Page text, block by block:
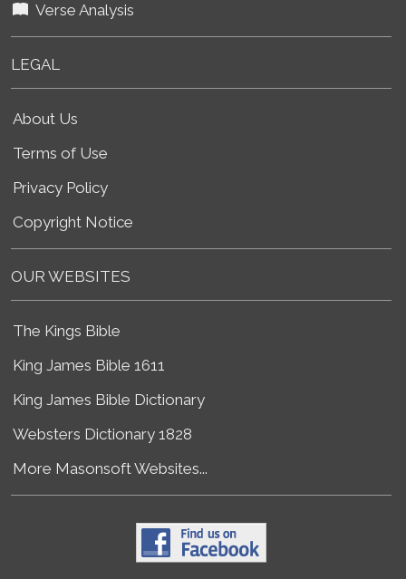
Verse Analysis
LEGAL
About Us
Terms of Use
Privacy Policy
Copyright Notice
OUR WEBSITES
The Kings Bible
King James Bible 1611
King James Bible Dictionary
Websters Dictionary 1828
More Masonsoft Websites...